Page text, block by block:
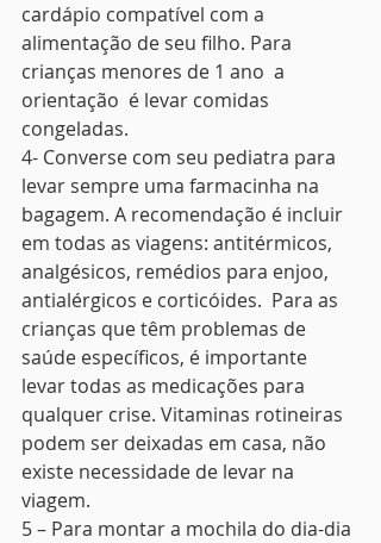
cardápio compatível com a
alimentação de seu filho. Para
crianças menores de 1 ano  a
orientação  é levar comidas
congeladas.
4- Converse com seu pediatra para
levar sempre uma farmacinha na
bagagem. A recomendação é incluir
em todas as viagens: antitérmicos,
analgésicos, remédios para enjoo,
antialérgicos e corticóides.  Para as
crianças que têm problemas de
saúde específicos, é importante
levar todas as medicações para
qualquer crise. Vitaminas rotineiras
podem ser deixadas em casa, não
existe necessidade de levar na
viagem.
5 – Para montar a mochila do dia-dia